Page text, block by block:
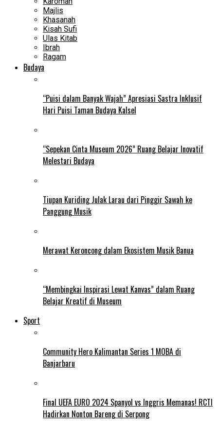
Majlis
Khasanah
Kisah Sufi
Ulas Kitab
Ibrah
Ragam
Budaya
“Puisi dalam Banyak Wajah” Apresiasi Sastra Inklusif
Hari Puisi Taman Budaya Kalsel
“Sepekan Cinta Museum 2026” Ruang Belajar Inovatif
Melestari Budaya
Tiupan Kuriding Julak Larau dari Pinggir Sawah ke
Panggung Musik
Merawat Keroncong dalam Ekosistem Musik Banua
“Membingkai Inspirasi Lewat Kanvas” dalam Ruang
Belajar Kreatif di Museum
Sport
Community Hero Kalimantan Series 1 MOBA di
Banjarbaru
Final UEFA EURO 2024 Spanyol vs Inggris Memanas! RCTI
Hadirkan Nonton Bareng di Serpong